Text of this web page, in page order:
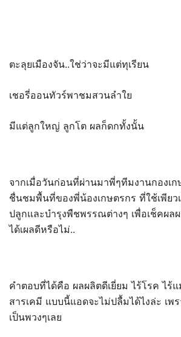
ตะลุยเมืองจัน..ใช่ว่าจะมีแต่ทุเรียน
เชอรี่ออนทัวร์พาชมสวนลำใย
มีแต่ลูกใหญ่ ลูกโต ผลก็ดกทั้งนั้น
จากเมื่อวันก่อนที่ผ่านมาพี่ๆทีมงานกองเก
ชื่นชมพื้นที่ของพี่น้องเกษตรกร ที่ใช้เพียว
ปลูกและบำรุงพืชพรรณต่างๆ เพื่อเช็คผล
ได้เผลดีหรือไม่..
คำตอบที่ได้คือ ผลผลิตดีเยี่ยม ไร้โรค ไร้
สารเคมี แบบนี้แอดจะไม่ปลื้มได้ไงล่ะ เพ
เป็นพวงๆเลย